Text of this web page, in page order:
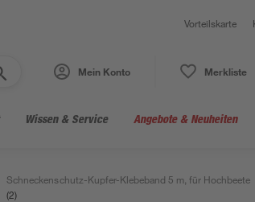
Vorteilskarte
Mein Konto Merkliste
Wissen & Service Angebote & Neuheiten
Schneckenschutz-Kupfer-Klebeband 5 m, für Hochbeete
(2)